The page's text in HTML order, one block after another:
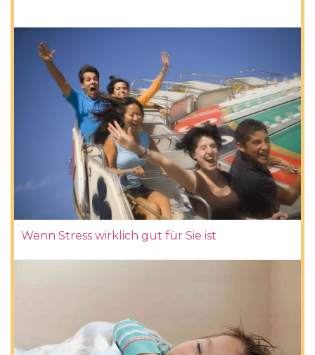
Wenn Stress wirklich gut für Sie ist